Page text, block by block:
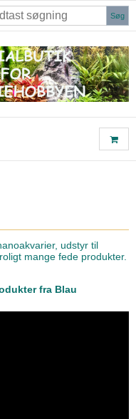
Søg
udstyr til
mange fede produkter.
fra Blau